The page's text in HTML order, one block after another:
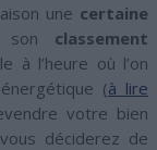
une certaine
son classement
à l’heure où l’on
(à lire
votre bien
déciderez de